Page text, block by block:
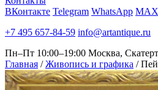
ВКонтакте Telegram WhatsApp MAX
+7 495 657-84-59 info@artantique.ru
Пн–Пт 10:00–19:00 Москва,
Главная / Живопись и графика /